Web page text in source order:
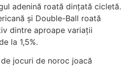
adenină roată dințată cicletă.
și Double-Ball roată
dintre aproape variații
la 1,5%.
jocuri de noroc joacă